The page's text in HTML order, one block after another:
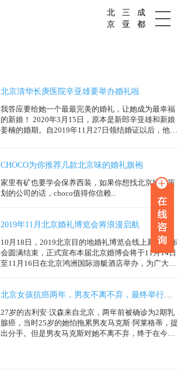
北
京
三
亚
成
都
北京清华长庚医院辛亚雄要举办婚礼啦
我答应要给她一个最最完美的婚礼，让她成为最幸福
的新娘！ 2020年3月15日，原本是新郎辛亚雄和新娘
姜楠的婚期。自2019年11月27日领结婚证以后，他们
CHOCO为你推荐几款北京味的婚礼旗袍
家里有矿也要学会保养西装，如果你想找北京婚礼策
划的公司的话，choco值得你信赖...
2019年11月北京婚礼博览会将浪漫启航
10月18日，2019北京目的地婚礼博览会线上新闻发布
会圆满结束，正式宣布本届北京婚博会将于11月14日
至11月16日在北京鸿洲国际游艇酒店举办，为广大专
北京女孩抗癌两年，男友不离不弃，最终举行婚礼
27岁的吉利安·汉森来自北京，两年前被确诊为2期乳
腺癌，当时25岁的她怕拖累男友马克斯·阿莱格蒂，提
出分手。但是男友马克斯对她不离不弃，终于在今年